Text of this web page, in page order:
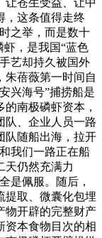
，这条值得走终
之举，而是数十
虾，是我国“蓝色
艺却持久被国外
朱蓓薇第一时间自
兴海号”捕捞船是
南极磷虾资本，
队、企业人员一路
队随船出海，拉开
我们一路正在船
天仍然充满力
是佩服。随后，
提取、微囊化包埋
物开辟的完整财产
资本食物目次的相